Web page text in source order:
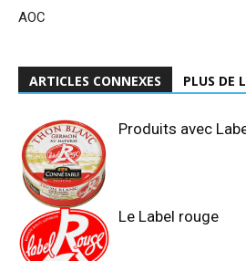
AOC
ARTICLES CONNEXES PLUS DE
Produits avec
Le Label rouge